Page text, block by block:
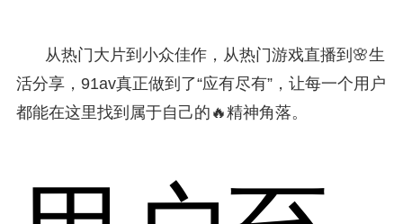
从热门大片到小众佳作，从热门游戏直播到🌸生
活分享，91av真正做到了“应有尽有”，让每一个用户
都能在这里找到属于自己的🔥精神角落。